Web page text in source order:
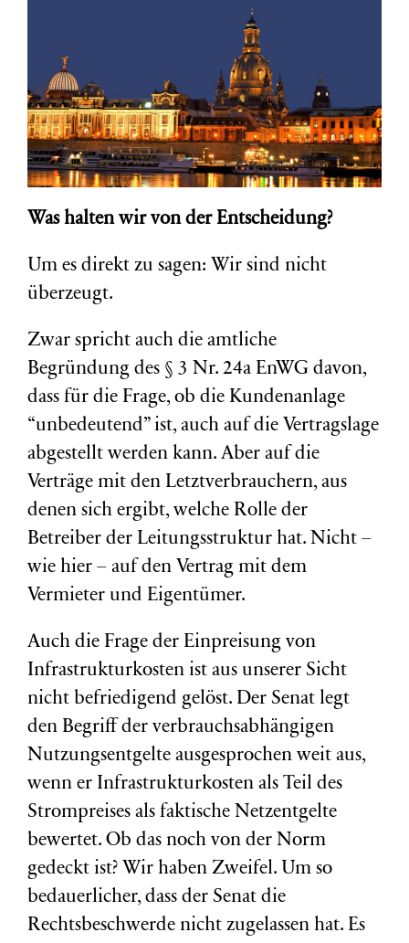
Was halten wir von der Entscheidung?
Um es direkt zu sagen: Wir sind nicht
überzeugt.
Zwar spricht auch die amtliche
Begründung des § 3 Nr. 24a EnWG davon,
dass für die Frage, ob die Kundenanlage
“unbedeutend” ist, auch auf die Vertragslage
abgestellt werden kann. Aber auf die
Verträge mit den Letztverbrauchern, aus
denen sich ergibt, welche Rolle der
Betreiber der Leitungsstruktur hat. Nicht –
wie hier – auf den Vertrag mit dem
Vermieter und Eigentümer.
Auch die Frage der Einpreisung von
Infrastrukturkosten ist aus unserer Sicht
nicht befriedigend gelöst. Der Senat legt
den Begriff der verbrauchsabhängigen
Nutzungsentgelte ausgesprochen weit aus,
wenn er Infrastrukturkosten als Teil des
Strompreises als faktische Netzentgelte
bewertet. Ob das noch von der Norm
gedeckt ist? Wir haben Zweifel. Um so
bedauerlicher, dass der Senat die
Rechtsbeschwerde nicht zugelassen hat. Es